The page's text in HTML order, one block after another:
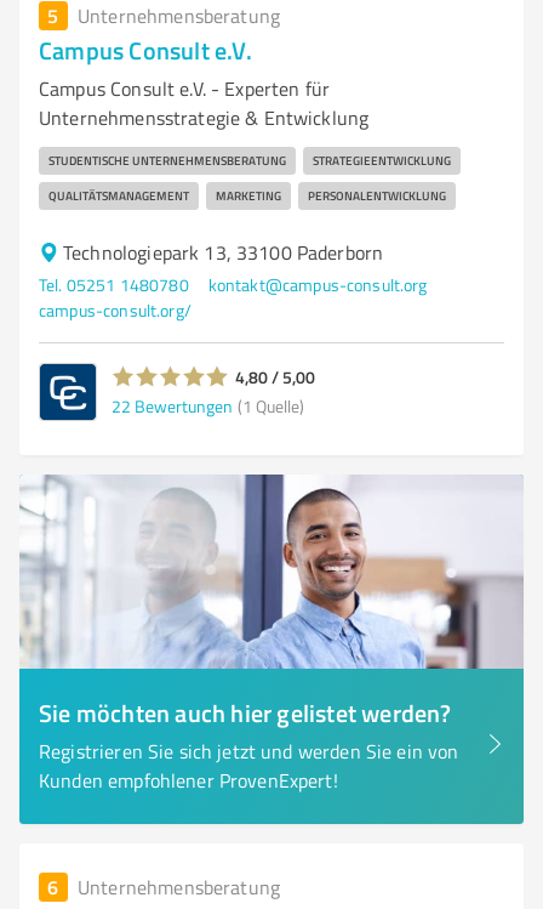
5 Unternehmensberatung
Campus Consult e.V.
Campus Consult e.V. - Experten für
Unternehmensstrategie & Entwicklung
STUDENTISCHE UNTERNEHMENSBERATUNG STRATEGIEENTWICKLUNG
QUALITÄTSMANAGEMENT MARKETING PERSONALENTWICKLUNG
Technologiepark 13, 33100 Paderborn
Tel. 05251 1480780
kontakt@campus-consult.org
campus-consult.org/
4,80 / 5,00
22 Bewertungen (1 Quelle)
Sie möchten auch hier gelistet werden?
Registrieren Sie sich jetzt und werden Sie ein von
Kunden empfohlener ProvenExpert!
6 Unternehmensberatung